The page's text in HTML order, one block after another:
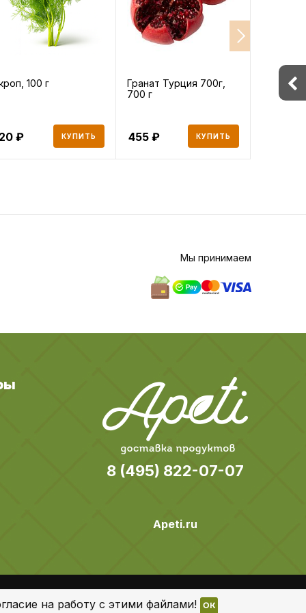
100 г
КУПИТЬ
Гранат Турция 700г,
700 г
455 КУПИТЬ
Перец
500 г
Мы принимаем
8 (495) 822-07-07
Apeti.ru
Все права защищены
на работу с этими файлами! OK